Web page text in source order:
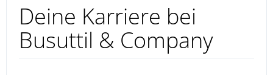
Deine Karriere bei
Busuttil & Company